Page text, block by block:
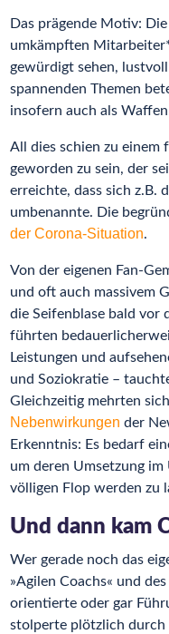
Das prägende Motiv:
umkämpften
gewürdigt sehen,
spannenden Themen
insofern auch als
All dies schien zu einem
geworden zu sein, der
erreichte, dass sich z.B.
umbenannte. Die
der Corona-Situation.
Von der eigenen Fan-
und oft auch massivem
die Seifenblase bald vor
führten
Leistungen und
und Soziokratie –
Gleichzeitig mehrten
Nebenwirkungen der
Erkenntnis: Es bedarf
um deren Umsetzung
völligen Flop werden zu
Und dann kam
Wer gerade noch das
»Agilen Coachs« und
orientierte oder gar
stolperte plötzlich durch